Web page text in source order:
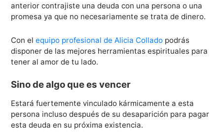
anterior contrajiste una deuda con una persona o una
promesa ya que no necesariamente se trata de dinero.
Con elequipo profesional de Alicia Collado podrás
disponer de las mejores herramientas espirituales para
tener al amor de tu lado.
Sino de algo que es vencer
Estará fuertemente vinculado kármicamente a esta
persona incluso después de su desaparición para pagar
esta deuda en su próxima existencia.